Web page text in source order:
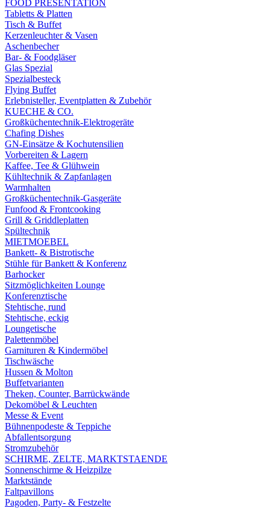
FOOD PRESENTATION
Tabletts & Platten
Tisch & Buffet
Kerzenleuchter & Vasen
Aschenbecher
Bar- & Foodgläser
Glas Spezial
Spezialbesteck
Flying Buffet
Erlebnisteller, Eventplatten & Zubehör
KUECHE & CO.
Großküchentechnik-Elektrogeräte
Chafing Dishes
GN-Einsätze & Kochutensilien
Vorbereiten & Lagern
Kaffee, Tee & Glühwein
Kühltechnik & Zapfanlagen
Warmhalten
Großküchentechnik-Gasgeräte
Funfood & Frontcooking
Grill & Griddleplatten
Spültechnik
MIETMOEBEL
Bankett- & Bistrotische
Stühle für Bankett & Konferenz
Barhocker
Sitzmöglichkeiten Lounge
Konferenztische
Stehtische, rund
Stehtische, eckig
Loungetische
Palettenmöbel
Garnituren & Kindermöbel
Tischwäsche
Hussen & Molton
Buffetvarianten
Theken, Counter, Barrückwände
Dekomöbel & Leuchten
Messe & Event
Bühnenpodeste & Teppiche
Abfallentsorgung
Stromzubehör
SCHIRME, ZELTE, MARKTSTAENDE
Sonnenschirme & Heizpilze
Marktstände
Faltpavillons
Pagoden, Party- & Festzelte